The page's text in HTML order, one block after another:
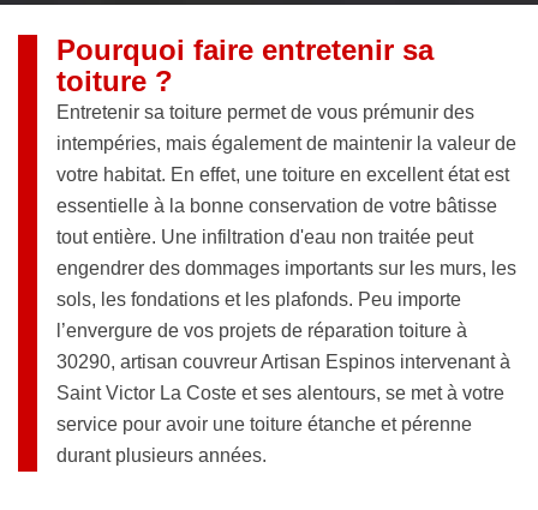
Pourquoi faire entretenir sa
toiture ?
Entretenir sa toiture permet de vous prémunir des
intempéries, mais également de maintenir la valeur de
votre habitat. En effet, une toiture en excellent état est
essentielle à la bonne conservation de votre bâtisse
tout entière. Une infiltration d'eau non traitée peut
engendrer des dommages importants sur les murs, les
sols, les fondations et les plafonds. Peu importe
l’envergure de vos projets de réparation toiture à
30290, artisan couvreur Artisan Espinos intervenant à
Saint Victor La Coste et ses alentours, se met à votre
service pour avoir une toiture étanche et pérenne
durant plusieurs années.